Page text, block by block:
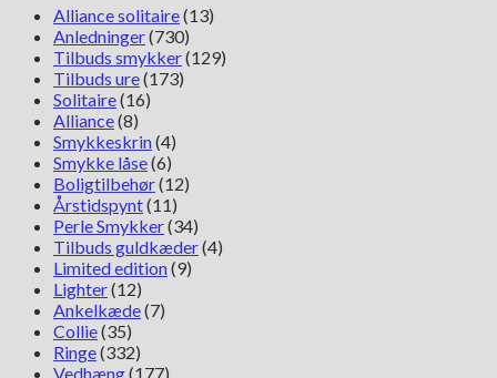
Alliance solitaire(13)
Anledninger(730)
Tilbuds smykker(129)
Tilbuds ure(173)
Solitaire(16)
Alliance(8)
Smykkeskrin(4)
Smykke låse(6)
Boligtilbehør(12)
Årstidspynt(11)
Perle Smykker(34)
Tilbuds guldkæder(4)
Limited edition(9)
Lighter(12)
Ankelkæde(7)
Collie(35)
Ringe(332)
Vedhæng(177)